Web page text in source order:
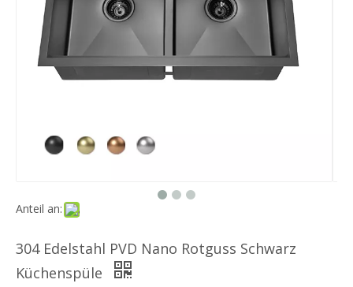
Anteil an:
304 Edelstahl PVD Nano Rotguss Schwarz
Küchenspüle